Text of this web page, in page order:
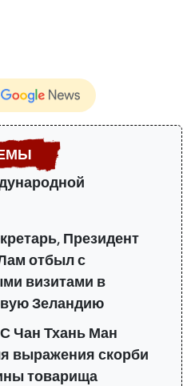
Президент
отбыл с
визитами в
Зеландию
Чан Тхань Ман
выражения скорби
товарища